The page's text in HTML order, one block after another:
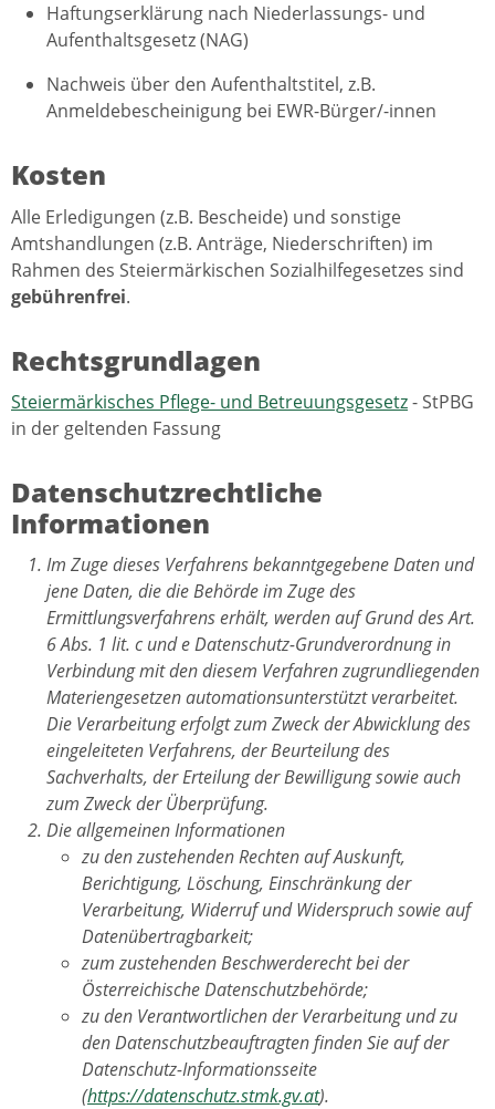
Haftungserklärung nach Niederlassungs- und
Aufenthaltsgesetz (NAG)
Nachweis über den Aufenthaltstitel, z.B.
Anmeldebescheinigung bei EWR-Bürger/-innen
Kosten
Alle Erledigungen (z.B. Bescheide) und sonstige
Amtshandlungen (z.B. Anträge, Niederschriften) im
Rahmen des Steiermärkischen Sozialhilfegesetzes sind
gebührenfrei.
Rechtsgrundlagen
Steiermärkisches Pflege- und Betreuungsgesetz- StPBG
in der geltenden Fassung
Datenschutzrechtliche
Informationen
Im Zuge dieses Verfahrens bekanntgegebene Daten und
jene Daten, die die Behörde im Zuge des
Ermittlungsverfahrens erhält, werden auf Grund des Art.
6 Abs. 1 lit. c und e Datenschutz-Grundverordnung in
Verbindung mit den diesem Verfahren zugrundliegenden
Materiengesetzen automationsunterstützt verarbeitet.
Die Verarbeitung erfolgt zum Zweck der Abwicklung des
eingeleiteten Verfahrens, der Beurteilung des
Sachverhalts, der Erteilung der Bewilligung sowie auch
zum Zweck der Überprüfung.
Die allgemeinen Informationen
zu den zustehenden Rechten auf Auskunft,
Berichtigung, Löschung, Einschränkung der
Verarbeitung, Widerruf und Widerspruch sowie auf
Datenübertragbarkeit;
zum zustehenden Beschwerderecht bei der
Österreichische Datenschutzbehörde;
zu den Verantwortlichen der Verarbeitung und zu
den Datenschutzbeauftragten finden Sie auf der
Datenschutz-Informationsseite
(https://datenschutz.stmk.gv.at).